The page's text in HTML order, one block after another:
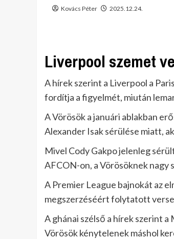
Kovács Péter 2025.12.24.
Liverpool szemet
A hírek szerint a Liverpool a
fordítja a figyelmét, miután
A Vörösök a januári ablakban
Alexander Isak sérülése miatt,
Mivel Cody Gakpo jelenleg
AFCON-on, a Vörösöknek nagy
A Premier League bajnokát az
megszerzéséért folytatott
A ghánai szélső a hírek szerint
Vörösök kénytelenek máshol